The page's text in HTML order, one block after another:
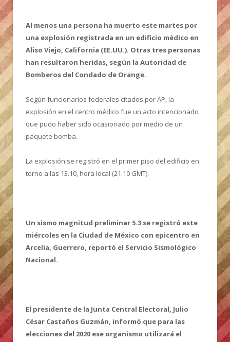
Al menos una persona ha muerto este martes por
una explosión registrada en un edificio médico en
Aliso Viejo, California (EE.UU.). Otras tres personas
han resultaron heridas, según la Autoridad de
Bomberos del Condado de Orange.
Según funcionarios federales citados por AP, la
explosión en el centro médico fue un acto intencionado
que pudo haber sido ocasionado por medio de un
paquete bomba.
La explosión se registró en el primer piso del edificio en
torno a las 13.10, hora local (21.10 GMT).
Un sismo magnitud preliminar 5.3 se registró este
miércoles en la Ciudad de México con epicentro en
Arcelia, Guerrero, reportó el Servicio Sismológico
Nacional.
El presidente de la Junta Central Electoral, Julio
César Castaños Guzmán, informó que para las
elecciones del 2020 ese organismo utilizará el